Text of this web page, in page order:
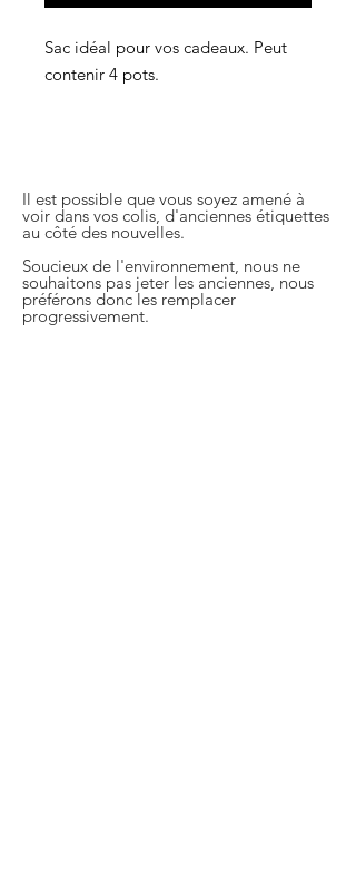
Sac idéal pour vos cadeaux. Peut
contenir 4 pots.
Il est possible que vous soyez amené à
voir dans vos colis, d'anciennes étiquettes
au côté des nouvelles.
Soucieux de l'environnement, nous ne
souhaitons pas jeter les anciennes, nous
préférons donc les remplacer
progressivement.